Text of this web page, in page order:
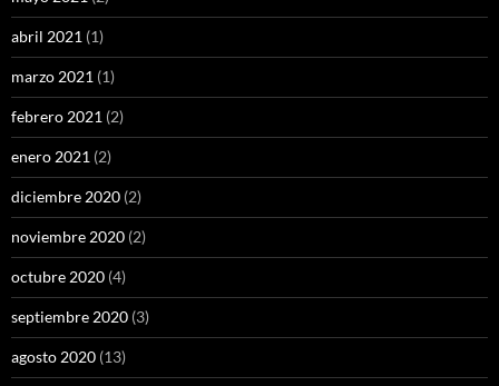
abril 2021 (1)
marzo 2021 (1)
febrero 2021 (2)
enero 2021 (2)
diciembre 2020 (2)
noviembre 2020 (2)
octubre 2020 (4)
septiembre 2020 (3)
agosto 2020 (13)